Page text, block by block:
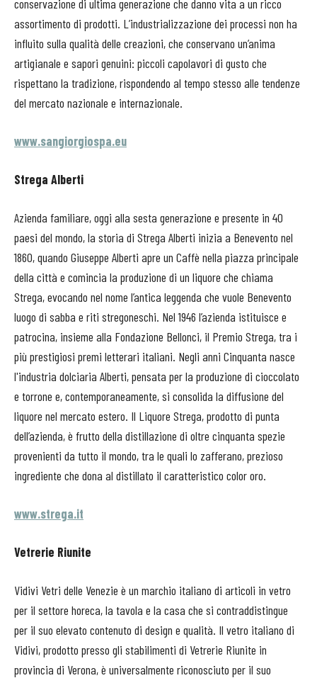
conservazione di ultima generazione che danno vita a un ricco
assortimento di prodotti. L’industrializzazione dei processi non ha
influito sulla qualità delle creazioni, che conservano un’anima
artigianale e sapori genuini: piccoli capolavori di gusto che
rispettano la tradizione, rispondendo al tempo stesso alle tendenze
del mercato nazionale e internazionale.
www.sangiorgiospa.eu
Strega Alberti
Azienda familiare, oggi alla sesta generazione e presente in 40
paesi del mondo, la storia di Strega Alberti inizia a Benevento nel
1860, quando Giuseppe Alberti apre un Caffè nella piazza principale
della città e comincia la produzione di un liquore che chiama
Strega, evocando nel nome l’antica leggenda che vuole Benevento
luogo di sabba e riti stregoneschi. Nel 1946 l’azienda istituisce e
patrocina, insieme alla Fondazione Bellonci, il Premio Strega, tra i
più prestigiosi premi letterari italiani. Negli anni Cinquanta nasce
l'industria dolciaria Alberti, pensata per la produzione di cioccolato
e torrone e, contemporaneamente, si consolida la diffusione del
liquore nel mercato estero. Il Liquore Strega, prodotto di punta
dell’azienda, è frutto della distillazione di oltre cinquanta spezie
provenienti da tutto il mondo, tra le quali lo zafferano, prezioso
ingrediente che dona al distillato il caratteristico color oro.
www.strega.it
Vetrerie Riunite
Vidivi Vetri delle Venezie è un marchio italiano di articoli in vetro
per il settore horeca, la tavola e la casa che si contraddistingue
per il suo elevato contenuto di design e qualità. Il vetro italiano di
Vidivi, prodotto presso gli stabilimenti di Vetrerie Riunite in
provincia di Verona, è universalmente riconosciuto per il suo